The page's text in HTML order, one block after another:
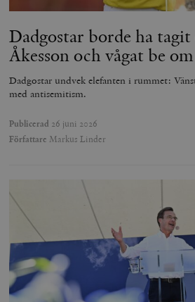
Dadgostar borde ha
Åkesson och vågat be
Dadgostar undvek elefanten i rummet:
med antisemitism.
Publicerad 26 juni 2026
Författare Markus Linder